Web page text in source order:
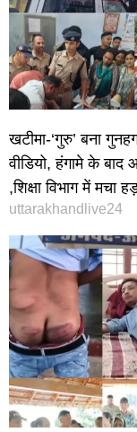
खटीमा-‘गुरु’ बना
वीडियो, हंगामे के बाद
,शिक्षा विभाग में मचा
uttarakhandlive24